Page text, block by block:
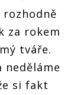
rozhodně
za rokem
tváře.
neděláme
si fakt